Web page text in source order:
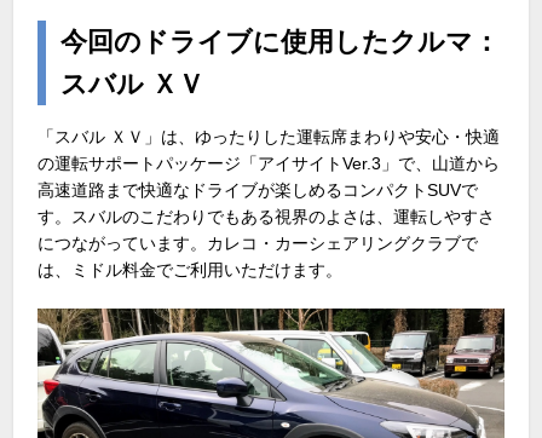
今回のドライブに使用したクルマ：
スバル ＸＶ
「スバル ＸＶ」は、ゆったりした運転席まわりや安心・快適
の運転サポートパッケージ「アイサイトVer.3」で、山道から
高速道路まで快適なドライブが楽しめるコンパクトSUVで
す。スバルのこだわりでもある視界のよさは、運転しやすさ
につながっています。カレコ・カーシェアリングクラブで
は、ミドル料金でご利用いただけます。